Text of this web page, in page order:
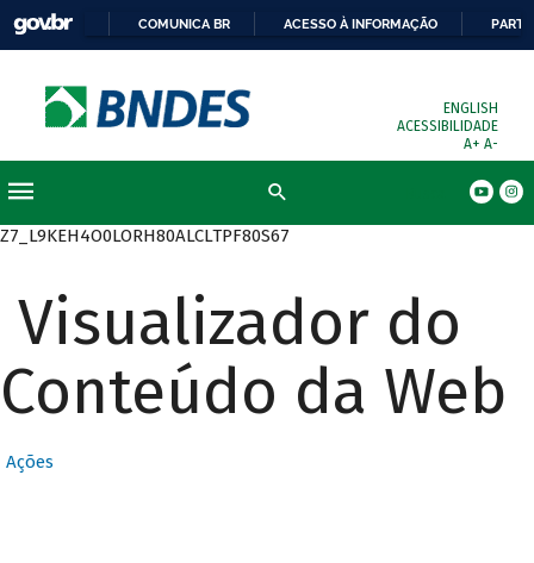
COMUNICA BR ACESSO À INFORMAÇÃO
ENGLISH
ACESSIBILIDADE
A+ A-
Z7_L9KEH4O0LORH80ALCLTPF80S67
Visualizador do
Conteúdo da Web
Ações